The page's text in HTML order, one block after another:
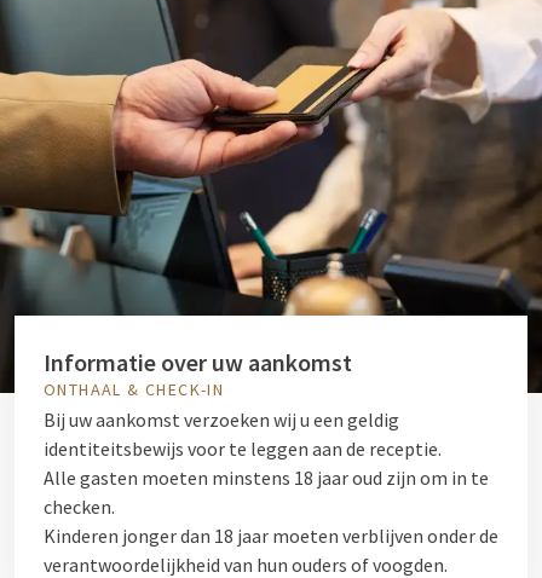
Informatie over uw aankomst
ONTHAAL & CHECK-IN
Bij uw aankomst verzoeken wij u een geldig
identiteitsbewijs voor te leggen aan de receptie.
Alle gasten moeten minstens 18 jaar oud zijn om in te
checken.
Kinderen jonger dan 18 jaar moeten verblijven onder de
verantwoordelijkheid van hun ouders of voogden.